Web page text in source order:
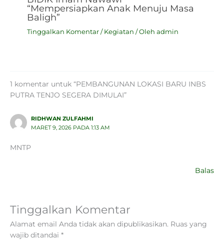
“Mempersiapkan Anak Menuju Masa
Baligh”
Tinggalkan Komentar / Kegiatan / Olehadmin
1 komentar untuk “PEMBANGUNAN LOKASI BARU INBS
PUTRA TENJO SEGERA DIMULAI”
RIDHWAN ZULFAHMI
MARET 9, 2026 PADA 1:13 AM
MNTP
Balas
Tinggalkan Komentar
Alamat email Anda tidak akan dipublikasikan. Ruas yang
wajib ditandai *